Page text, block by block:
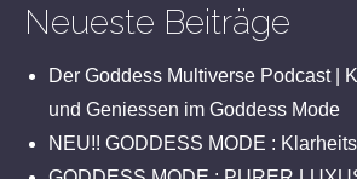
Neueste Beiträge
Der Goddess Multiverse Podcast |
und Geniessen im Goddess Mode
NEU!! GODDESS MODE :